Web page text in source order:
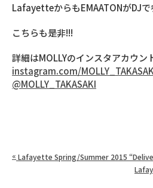
LafayetteからもEMAATONがDJで
こちらも是非!!!
詳細はMOLLYのインスタアカウン
instagram.com/
@MOLLY_TAKASAKI
« Lafayette Spring/Summer 2015